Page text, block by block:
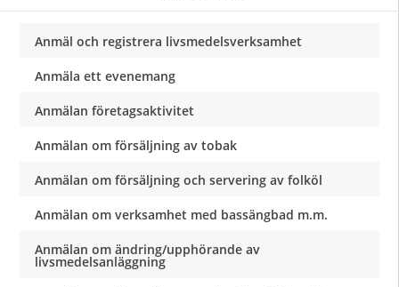
Anmäl och registrera livsmedelsverksamhet
Anmäla ett evenemang
Anmälan företagsaktivitet
Anmälan om försäljning av tobak
Anmälan om försäljning och servering av folköl
Anmälan om verksamhet med bassängbad m.m.
Anmälan om ändring/upphörande av
livsmedelsanläggning